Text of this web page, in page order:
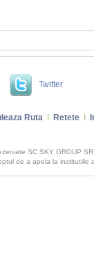
Twitter
Ruta Retete
SC SKY GROUP
de a apela la institutiile